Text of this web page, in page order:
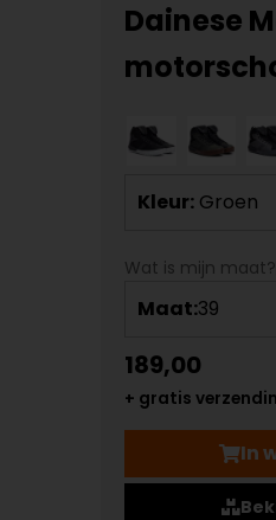
Dainese
Kleur: Groen
Wat is mijn maat?
Maat:39
189,00
+ gratis
In